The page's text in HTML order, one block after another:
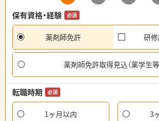
保有資格・経験
必須
薬剤師免許 研
薬剤師免許取得見込（薬学生等
転職時期 必須
1ヶ月以内 3